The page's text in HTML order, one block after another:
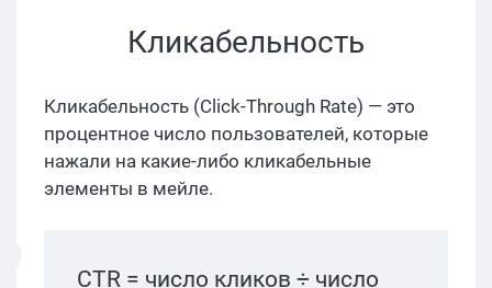
Кликабельность
Кликабельность (Click-Through Rate) — это
процентное число пользователей, которые
нажали на какие-либо кликабельные
элементы в мейле.
CTR = число кликов ÷ число